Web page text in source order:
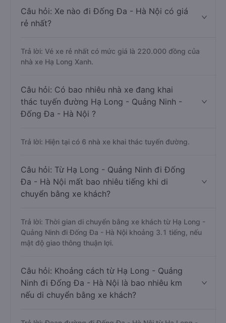
Câu hỏi: Xe nào đi Đống Đa - Hà Nội có giá
rẻ nhất?
Trả lời: Vé xe rẻ nhất có mức giá là 220.000 đồng của
nhà xe Hạ Long Xanh.
Câu hỏi: Có bao nhiêu nhà xe đang khai
thác tuyến đường Hạ Long - Quảng Ninh -
Đống Đa - Hà Nội ?
Trả lời: Hiện tại có 6 nhà xe khai thác tuyến đường.
Câu hỏi: Từ Hạ Long - Quảng Ninh đi Đống
Đa - Hà Nội mất bao nhiêu tiếng khi di
chuyển bằng xe khách?
Trả lời: Thời gian di chuyển bằng xe khách từ Hạ Long -
Quảng Ninh đi Đống Đa - Hà Nội khoảng 3.1 tiếng, nếu
mật độ giao thông thuận lợi.
Câu hỏi: Khoảng cách từ Hạ Long - Quảng
Ninh đi Đống Đa - Hà Nội là bao nhiêu km
nếu di chuyển bằng xe khách?